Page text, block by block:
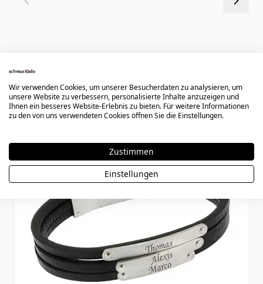
Press to skip carousel
Wir verwenden Cookies, um unserer Besucherdaten zu analysieren, um
unsere Website zu verbessern, personalisierte Inhalte anzuzeigen und
Ihnen ein besseres Website-Erlebnis zu bieten. Für weitere Informationen
zu den von uns verwendeten Cookies öffnen Sie die Einstellungen.
Zustimmen
Einstellungen